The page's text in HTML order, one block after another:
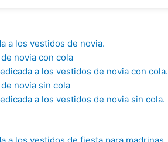
a los vestidos de novia.
novia con cola
a los vestidos de novia con cola.
novia sin cola
a los vestidos de novia sin cola.